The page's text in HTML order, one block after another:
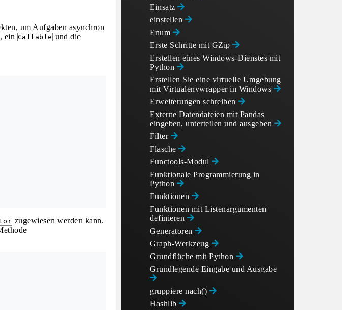
um Aufgaben asynchron
ein Callable und die
zugewiesen werden kann.
Einsatz
einstellen
Enum
Erste Schritte mit GZip
Erstellen eines Windows-Dienstes mit
Python
Erstellen Sie eine virtuelle Umgebung
mit Virtualenvwrapper in Windows
Erweiterungen schreiben
Externe Datendateien mit Pandas
eingeben, unterteilen und ausgeben
Filter
Flasche
Functools-Modul
Funktionale Programmierung in
Python
Funktionen
Funktionen mit Listenargumenten
definieren
Generatoren
Graph-Werkzeug
Grundflüche mit Python
Grundlegende Eingabe und Ausgabe
gruppiere nach()
Hashlib